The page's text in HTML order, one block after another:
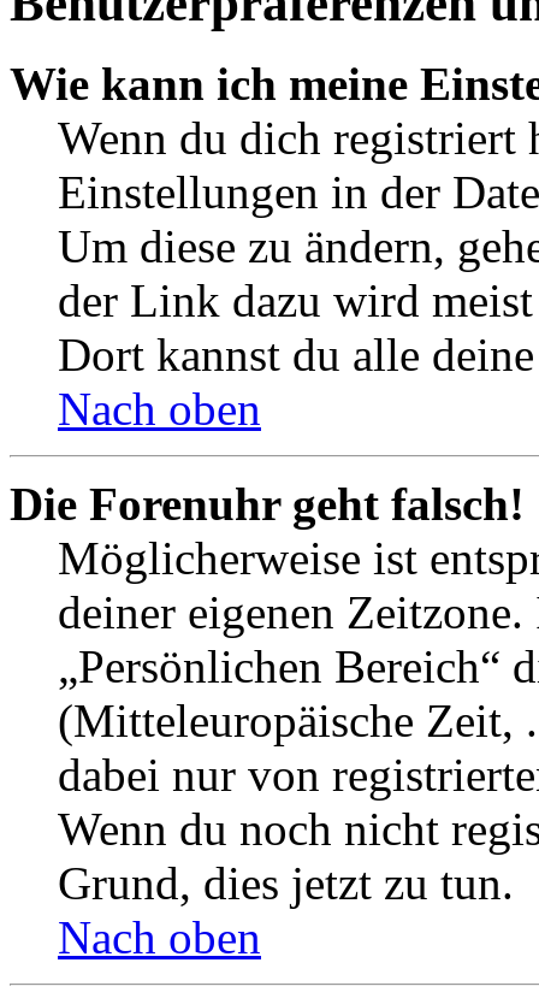
Wie kann ich meine
Wenn du dich registriert
Einstellungen in der
Um diese zu ändern,
der Link dazu wird
Dort kannst du alle
Nach oben
Die Forenuhr geht falsch!
Möglicherweise ist
deiner eigenen
„Persönlichen Bereich“
(Mitteleuropäische Zeit,
dabei nur von
Wenn du noch nicht
Grund, dies jetzt zu tun.
Nach oben